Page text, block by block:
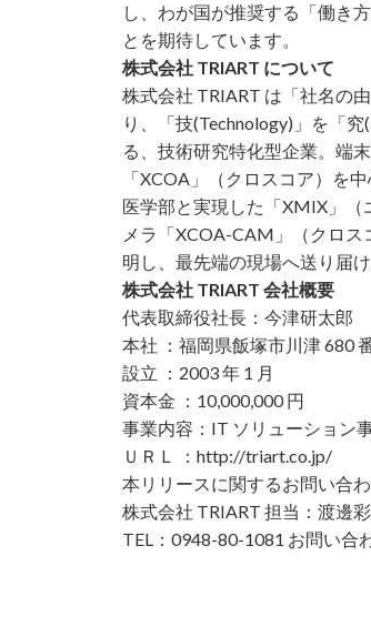
し、わが国が推奨する「働き
とを期待しています。
株式会社 TRIART について
株式会社 TRIART は「社名の
り、「技(Technology)」を「
る、技術研究特化型企業。端
「XCOA」（クロスコア）を
医学部と実現した「XMIX」（
メラ「XCOA-CAM」（クロ
明し、最先端の現場へ送り届
株式会社 TRIART 会社概要
代表取締役社⻑：今津研太郎
本社 ：福岡県飯塚市川津 680
設⽴ ：2003 年 1 ⽉
資本⾦ ：10,000,000 円
事業内容：IT ソリューション
ＵＲＬ ： http://triart.co.jp/
本リリースに関するお問い合
株式会社 TRIART 担当：渡邊
TEL：0948-80-1081 お問い合